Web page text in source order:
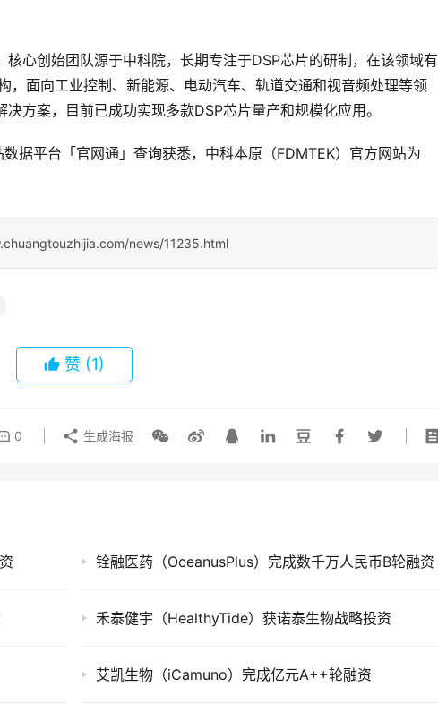
心创始团队源于中科院，长期专注于DSP芯片的研制，在该领域有
，面向工业控制、新能源、电动汽车、轨道交通和视音频处理等领
方案，目前已成功实现多款DSP芯片量产和规模化应用。
数据平台「官网通」查询获悉，中科本原（FDMTEK）官方网站为
news/11235.html
赞 (1)
0 生成海报
铨融医药（OceanusPlus）完成数千万人民币B轮融资
禾泰健宇（HealthyTide）获诺泰生物战略投资
艾凯生物（iCamuno）完成亿元A++轮融资